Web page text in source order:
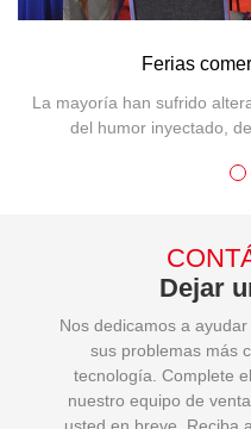
Ferias
La mayoría han sufrido
del humor inyectado,
Dejar
Nos dedicamos a
sus problemas más
tecnología. Complete
nuestro equipo de
usted en breve. Reciba